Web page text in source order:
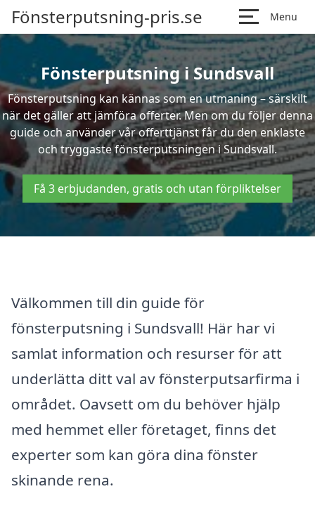
Fönsterputsning-pris.se Menu
Fönsterputsning i Sundsvall
Fönsterputsning kan kännas som en utmaning – särskilt
när det gäller att jämföra offerter. Men om du följer denna
guide och använder vår offerttjänst får du den enklaste
och tryggaste fönsterputsningen i Sundsvall.
Få 3 erbjudanden, gratis och utan förpliktelser
Välkommen till din guide för
fönsterputsning i Sundsvall! Här har vi
samlat information och resurser för att
underlätta ditt val av fönsterputsarfirma i
området. Oavsett om du behöver hjälp
med hemmet eller företaget, finns det
experter som kan göra dina fönster
skinande rena.